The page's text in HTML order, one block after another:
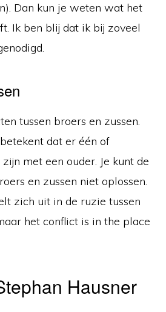
Dan kun je weten wat het
Ik ben blij dat ik bij zoveel
tussen broers en zussen.
dat er één of
met een ouder. Je kunt de
en zussen niet oplossen.
zich uit in de ruzie tussen
het conflict is in the place
Hausner